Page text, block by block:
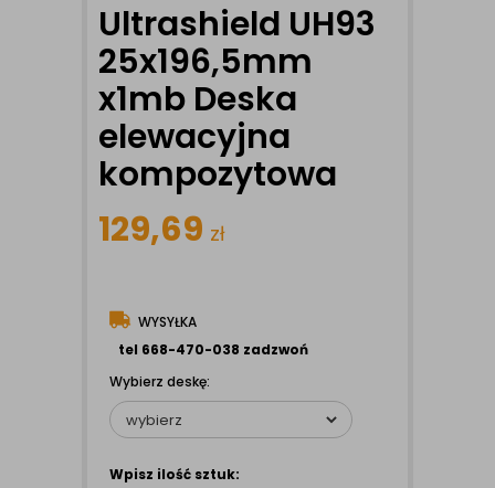
Ultrashield UH93
25x196,5mm
x1mb Deska
elewacyjna
kompozytowa
129,69 zł
WYSYŁKA
tel 668-470-038 zadzwoń
Wybierz deskę:
Wpisz ilość sztuk: